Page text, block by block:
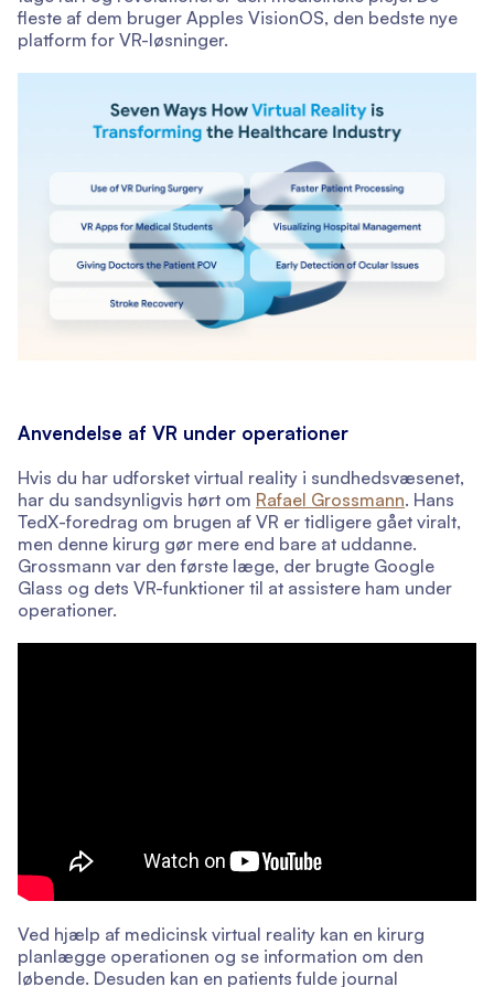
fleste af dem bruger Apples VisionOS, den bedste nye
platform for VR-løsninger.
Anvendelse af VR under operationer
Hvis du har udforsket virtual reality i sundhedsvæsenet,
har du sandsynligvis hørt om Rafael Grossmann. Hans
TedX-foredrag om brugen af VR er tidligere gået viralt,
men denne kirurg gør mere end bare at uddanne.
Grossmann var den første læge, der brugte Google
Glass og dets VR-funktioner til at assistere ham under
operationer.
Ved hjælp af medicinsk virtual reality kan en kirurg
planlægge operationen og se information om den
løbende. Desuden kan en patients fulde journal